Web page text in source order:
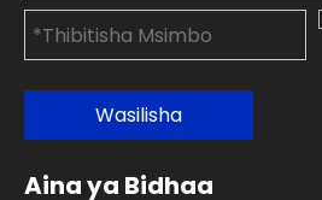
Wasilisha
Aina ya Bidhaa